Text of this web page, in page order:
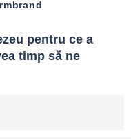
pentru ce a
timp să ne